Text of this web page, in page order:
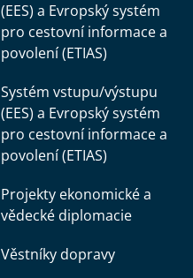
(EES) a Evropský systém
pro cestovní informace a
povolení (ETIAS)
Systém vstupu/výstupu
(EES) a Evropský systém
pro cestovní informace a
povolení (ETIAS)
Projekty ekonomické a
vědecké diplomacie
Věstníky dopravy